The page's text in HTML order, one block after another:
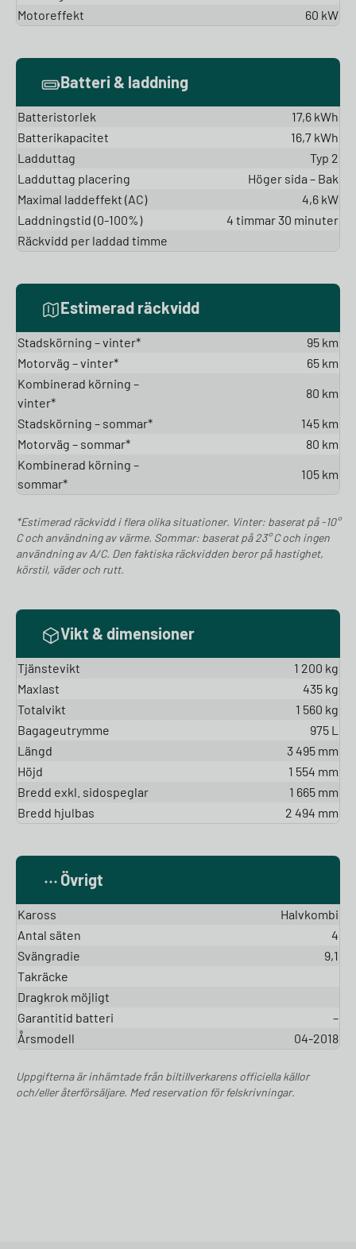
Motoreffekt
60 kW
Batteri & laddning
Batteristorlek
17,6 kWh
Batterikapacitet
16,7 kWh
Ladduttag
Typ 2
Ladduttag placering
Höger sida – Bak
Maximal laddeffekt (AC)
4,6 kW
Laddningstid (0-100%)
4 timmar 30 minuter
Räckvidd per laddad timme
Estimerad räckvidd
Stadskörning – vinter*
95 km
Motorväg – vinter*
65 km
Kombinerad körning –
vinter*
80 km
Stadskörning – sommar*
145 km
Motorväg – sommar*
80 km
Kombinerad körning –
sommar*
105 km
*Estimerad räckvidd i flera olika situationer. Vinter: baserat på -10°
C och användning av värme. Sommar: baserat på 23° C och ingen
användning av A/C. Den faktiska räckvidden beror på hastighet,
körstil, väder och rutt.
Vikt & dimensioner
Tjänstevikt
1 200 kg
Maxlast
435 kg
Totalvikt
1 560 kg
Bagageutrymme
975 L
Längd
3 495 mm
Höjd
1 554 mm
Bredd exkl. sidospeglar
1 665 mm
Bredd hjulbas
2 494 mm
Övrigt
Kaross
Halvkombi
Antal säten
4
Svängradie
9,1
Takräcke
Dragkrok möjligt
Garantitid batteri
–
Årsmodell
04-2018
Uppgifterna är inhämtade från biltillverkarens officiella källor
och/eller återförsäljare. Med reservation för felskrivningar.